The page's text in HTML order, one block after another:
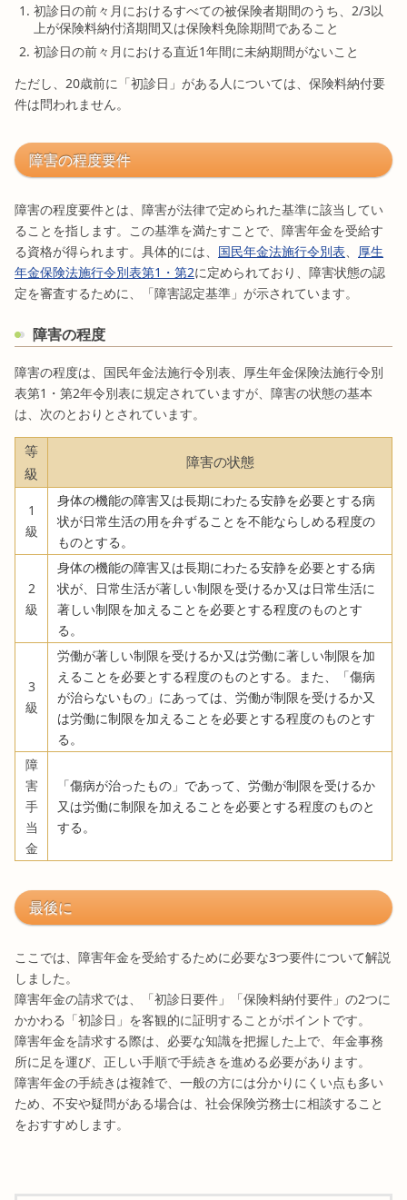
初診日の前々月におけるすべての被保険者期間のうち、2/3以
上が保険料納付済期間又は保険料免除期間であること
初診日の前々月における直近1年間に未納期間がないこと
ただし、20歳前に「初診日」がある人については、保険料納付要
件は問われません。
障害の程度要件
障害の程度要件とは、障害が法律で定められた基準に該当してい
ることを指します。この基準を満たすことで、障害年金を受給す
る資格が得られます。具体的には、 国民年金法施行令別表、 厚生
年金保険法施行令別表第1・第2に定められており、障害状態の認
定を審査するために、「障害認定基準」が示されています。
障害の程度
障害の程度は、国民年金法施行令別表、厚生年金保険法施行令別
表第1・第2年令別表に規定されていますが、障害の状態の基本
は、次のとおりとされています。
等
級
障害の状態
1
級
身体の機能の障害又は長期にわたる安静を必要とする病
状が日常生活の用を弁ずることを不能ならしめる程度の
ものとする。
2
級
身体の機能の障害又は長期にわたる安静を必要とする病
状が、日常生活が著しい制限を受けるか又は日常生活に
著しい制限を加えることを必要とする程度のものとす
る。
3
級
労働が著しい制限を受けるか又は労働に著しい制限を加
えることを必要とする程度のものとする。また、「傷病
が治らないもの」にあっては、労働が制限を受けるか又
は労働に制限を加えることを必要とする程度のものとす
る。
障
害
手
当
金
「傷病が治ったもの」であって、労働が制限を受けるか
又は労働に制限を加えることを必要とする程度のものと
する。
最後に
ここでは、障害年金を受給するために必要な3つ要件について解説
しました。
障害年金の請求では、「初診日要件」「保険料納付要件」の2つに
かかわる「初診日」を客観的に証明することがポイントです。
障害年金を請求する際は、必要な知識を把握した上で、年金事務
所に足を運び、正しい手順で手続きを進める必要があります。
障害年金の手続きは複雑で、一般の方には分かりにくい点も多い
ため、不安や疑問がある場合は、社会保険労務士に相談すること
をおすすめします。